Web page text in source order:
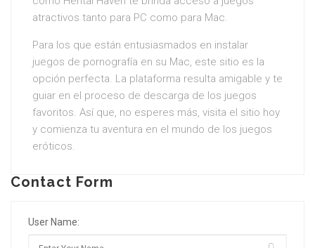
atractivos tanto para PC como para Mac.
Para los que están entusiasmados en instalar
juegos de pornografía en su Mac, este sitio es la
opción perfecta. La plataforma resulta amigable y te
guiar en el proceso de descarga de los juegos
favoritos. Así que, no esperes más, visita el sitio hoy
y comienza tu aventura en el mundo de los juegos
eróticos.
Contact Form
User Name: